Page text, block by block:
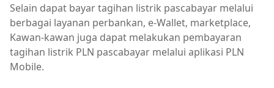
Selain dapat bayar tagihan listrik pascabayar melalui
berbagai layanan perbankan, e-Wallet, marketplace,
Kawan-kawan juga dapat melakukan pembayaran
tagihan listrik PLN pascabayar melalui aplikasi PLN
Mobile.